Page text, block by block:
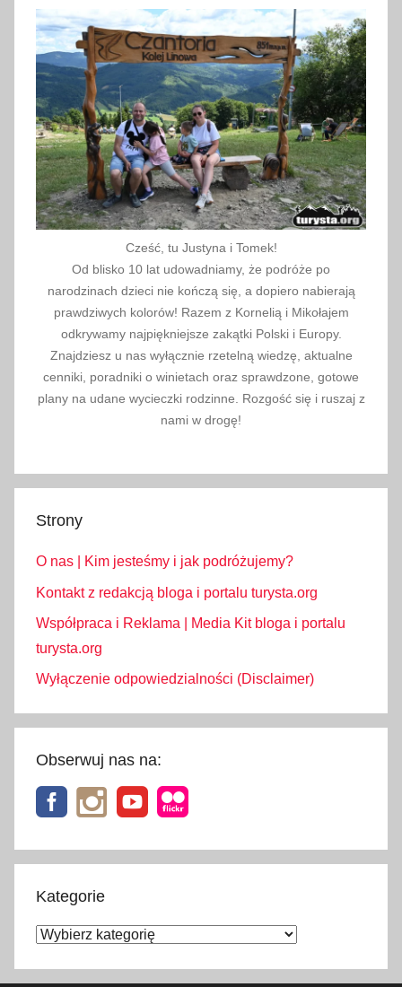
0
2
6
Cześć, tu Justyna i Tomek!
Od blisko 10 lat udowadniamy, że podróże po
narodzinach dzieci nie kończą się, a dopiero nabierają
prawdziwych kolorów! Razem z Kornelią i Mikołajem
odkrywamy najpiękniejsze zakątki Polski i Europy.
Znajdziesz u nas wyłącznie rzetelną wiedzę, aktualne
cenniki, poradniki o winietach oraz sprawdzone, gotowe
plany na udane wycieczki rodzinne. Rozgość się i ruszaj z
nami w drogę!
Strony
O nas | Kim jesteśmy i jak podróżujemy?
Kontakt z redakcją bloga i portalu turysta.org
Współpraca i Reklama | Media Kit bloga i portalu
turysta.org
Wyłączenie odpowiedzialności (Disclaimer)
Obserwuj nas na:
Kategorie
Kategorie